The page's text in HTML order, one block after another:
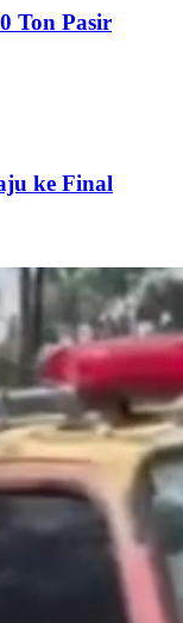
Ton Pasir
ke Final